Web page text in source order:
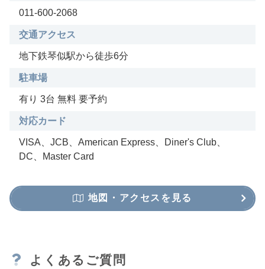
011-600-2068
交通アクセス
地下鉄琴似駅から徒歩6分
駐車場
有り 3台 無料 要予約
対応カード
VISA、JCB、American Express、Diner's Club、
DC、Master Card
地図・アクセスを見る
よくあるご質問